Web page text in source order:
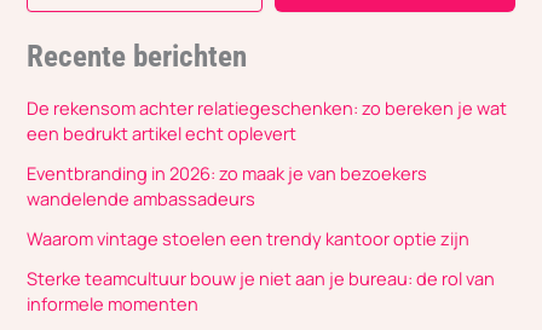
Recente berichten
De rekensom achter relatiegeschenken: zo bereken je wat
een bedrukt artikel echt oplevert
Eventbranding in 2026: zo maak je van bezoekers
wandelende ambassadeurs
Waarom vintage stoelen een trendy kantoor optie zijn
Sterke teamcultuur bouw je niet aan je bureau: de rol van
informele momenten